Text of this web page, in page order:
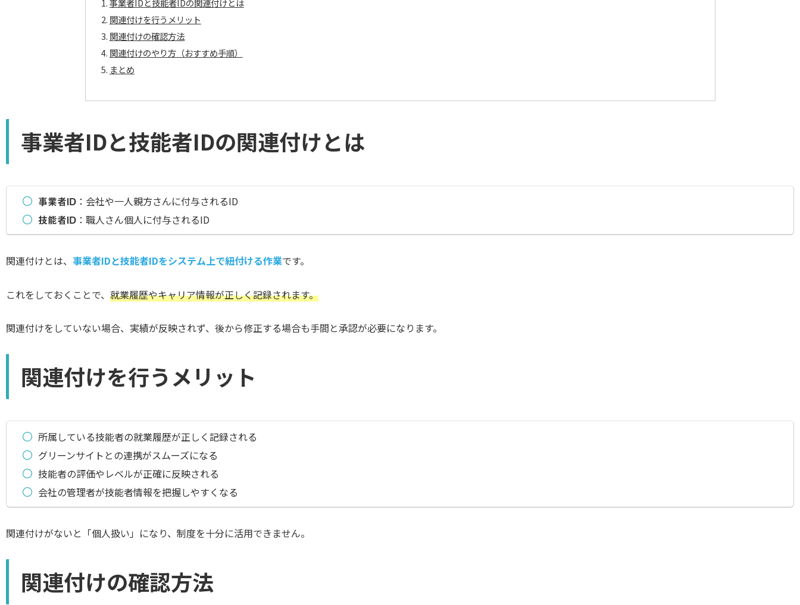
事業者IDと技能者IDの関連付けとは
関連付けを行うメリット
関連付けの確認方法
関連付けのやり方（おすすめ手順）
まとめ
事業者IDと技能者IDの関連付けとは
事業者ID：会社や一人親方さんに付与されるID
技能者ID：職人さん個人に付与されるID
関連付けとは、 事業者IDと技能者IDをシステム上で紐付ける作業です。
これをしておくことで、 就業履歴やキャリア情報が正しく記録されます。
関連付けをしていない場合、実績が反映されず、後から修正する場合も手間と承認が必要になります。
関連付けを行うメリット
所属している技能者の就業履歴が正しく記録される
グリーンサイトとの連携がスムーズになる
技能者の評価やレベルが正確に反映される
会社の管理者が技能者情報を把握しやすくなる
関連付けがないと「個人扱い」になり、制度を十分に活用できません。
関連付けの確認方法